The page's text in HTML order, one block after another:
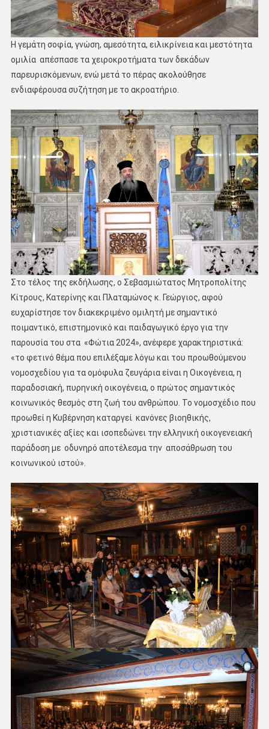
Η γεμάτη σοφία, γνώση, αμεσότητα, ειλικρίνεια και μεστότητα
ομιλία απέσπασε τα χειροκροτήματα των δεκάδων
παρευρισκόμενων, ενώ μετά το πέρας ακολούθησε
ενδιαφέρουσα συζήτηση με το ακροατήριο.
Στο τέλος της εκδήλωσης, ο Σεβασμιώτατος Μητροπολίτης
Κίτρους, Κατερίνης και Πλαταμώνος κ. Γεώργιος, αφού
ευχαρίστησε τον διακεκριμένο ομιλητή με σημαντικό
ποιμαντικό, επιστημονικό και παιδαγωγικό έργο για την
παρουσία του στα «Φώτια 2024», ανέφερε χαρακτηριστικά:
«το φετινό θέμα που επιλέξαμε λόγω και του προωθούμενου
νομοσχεδίου για τα ομόφυλα ζευγάρια είναι η Οικογένεια, η
παραδοσιακή, πυρηνική οικογένεια, ο πρώτος σημαντικός
κοινωνικός θεσμός στη ζωή του ανθρώπου. Το νομοσχέδιο που
προωθεί η Κυβέρνηση καταργεί κανόνες βιοηθικής,
χριστιανικές αξίες και ισοπεδώνει την ελληνική οικογενειακή
παράδοση με οδυνηρό αποτέλεσμα την αποσάθρωση του
κοινωνικού ιστού».